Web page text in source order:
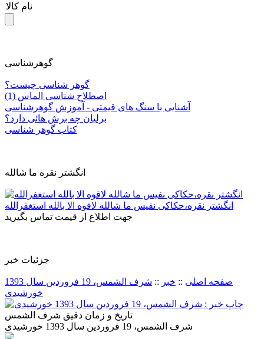
نام کالا
گوهرشناسی
گوهر شناسی چیست؟
اصطلاح شناسی الماس (1)
آشنایی با سنگ های قیمتی - آموزش گوهرشناسی
برلیان چه برش هائی دارد؟
کتاب گوهر شناسی
انگشتر نقره ما شالله
انگشتر نقره،حکاکی نفیس ما شالله لاقوه الا بالله استغفرالله
جهت اطلاع از قیمت تماس بگیرید
جزئيات خبر
صفحه اصلی :: خبر ::
شرف الشمس، 19 فروردین سال 1393
خورشیدی
تاریخ و زمان دقیق شرف الشمس
شرف الشمس، 19 فروردین سال 1393 خورشیدی